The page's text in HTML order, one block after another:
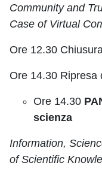
Community and
Case of Virtual
Ore 12.30
Ore 14.30 Ripresa
Ore 14.30
scienza
Information,
of Scientific